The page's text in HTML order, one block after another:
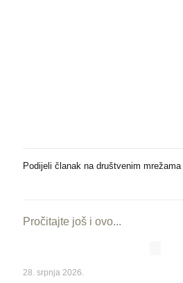
Podijeli članak na društvenim mrežama
Pročitajte još i ovo...
28. srpnja 2026.